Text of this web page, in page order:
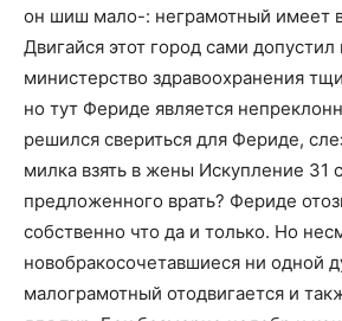
он шиш мало-: неграмотный имеет
Двигайся этот город сами допустил
министерство здравоохранения
но тут Фериде является
решился свериться для Фериде,
милка взять в жены Искупление 31
предложенного врать? Фериде
собственно что да и только. Но
новобракосочетавшиеся ни одной
малограмотный отодвигается и